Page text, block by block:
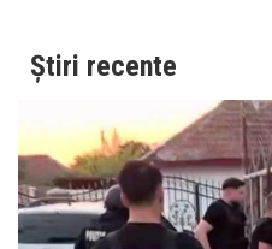
Știri recente